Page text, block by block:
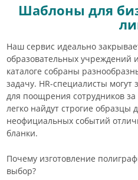
Шаблоны для
Наш сервис идеально
образовательных учреждений
каталоге собраны
задачу. HR-специалисты могут
для поощрения сотрудников
легко найдут строгие образцы
неофициальных событий
бланки.
Почему изготовление
выбор?